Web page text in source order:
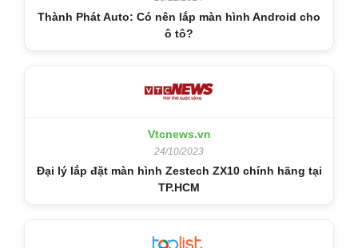
Thành Phát Auto: Có nên lắp màn hình Android cho
ô tô?
Vtcnews.vn
24/10/2023
Đại lý lắp đặt màn hình Zestech ZX10 chính hãng tại
TP.HCM